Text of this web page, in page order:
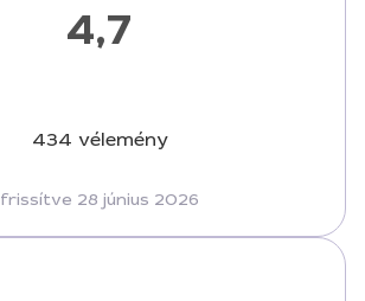
4,7
434 vélemény
frissítve 28 június 2026